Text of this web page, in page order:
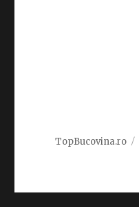
TopBucovina.ro